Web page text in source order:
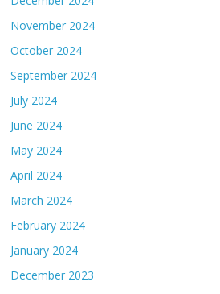
November 2024
October 2024
September 2024
July 2024
June 2024
May 2024
April 2024
March 2024
February 2024
January 2024
December 2023